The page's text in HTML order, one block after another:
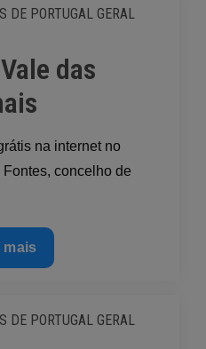
DE PORTUGAL GERAL
das
na internet no
concelho de
mais
DE PORTUGAL GERAL